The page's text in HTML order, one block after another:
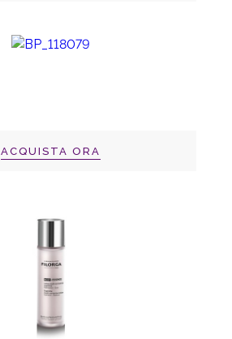
ACQUISTA ORA